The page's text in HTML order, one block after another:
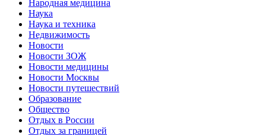
Народная медицина
Наука
Наука и техника
Недвижимость
Новости
Новости ЗОЖ
Новости медицины
Новости Москвы
Новости путешествий
Образование
Общество
Отдых в России
Отдых за границей